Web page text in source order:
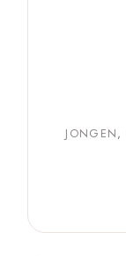
JONGEN